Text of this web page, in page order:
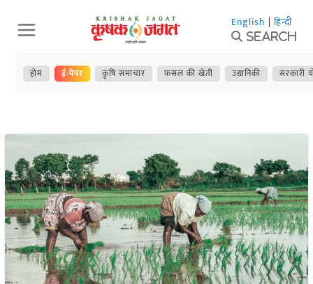
Skip
to
content
English | हिन्दी
Search
होम ई-पेपर कृषि समाचार फसल की खेती उद्यानिकी सरकारी